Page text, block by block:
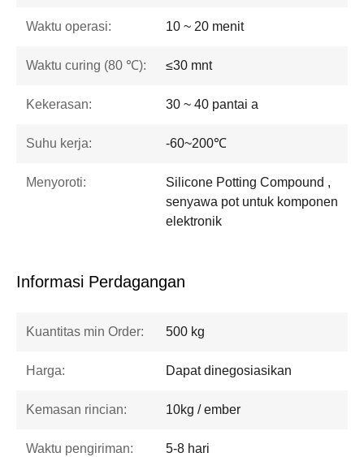
Waktu operasi: 10 ~ 20 menit
Waktu curing (80 ℃): ≤30 mnt
Kekerasan: 30 ~ 40 pantai a
Suhu kerja: -60~200℃
Menyoroti:
Silicone Potting Compound ,
senyawa pot untuk komponen
elektronik
Informasi Perdagangan
Kuantitas min Order: 500 kg
Harga: Dapat dinegosiasikan
Kemasan rincian: 10kg / ember
Waktu pengiriman: 5-8 hari